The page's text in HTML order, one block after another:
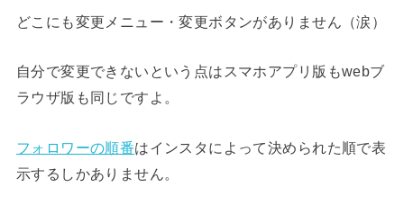
どこにも変更メニュー・変更ボタンがありません（涙）
自分で変更できないという点はスマホアプリ版もwebブ
ラウザ版も同じですよ。
フォロワーの順番はインスタによって決められた順で表
示するしかありません。